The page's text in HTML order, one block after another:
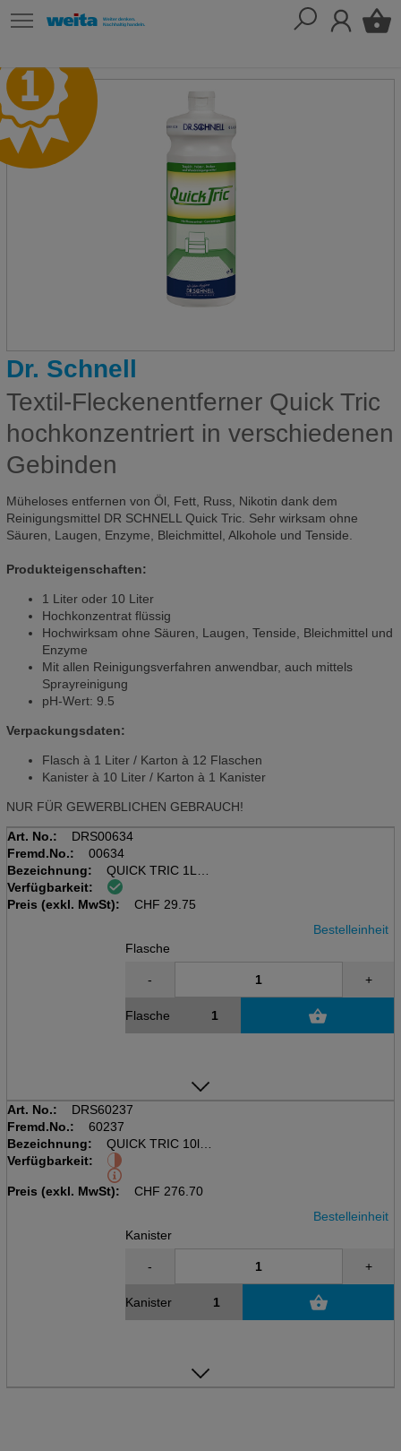
Dr. Schnell
Textil-Fleckenentferner Quick Tric
hochkonzentriert in verschiedenen
Gebinden
Müheloses entfernen von Öl, Fett, Russ, Nikotin dank dem
Reinigungsmittel DR SCHNELL Quick Tric. Sehr wirksam ohne
Säuren, Laugen, Enzyme, Bleichmittel, Alkohole und Tenside.
Produkteigenschaften:
1 Liter oder 10 Liter
Hochkonzentrat flüssig
Hochwirksam ohne Säuren, Laugen, Tenside, Bleichmittel und
Enzyme
Mit allen Reinigungsverfahren anwendbar, auch mittels
Sprayreinigung
pH-Wert: 9.5
Verpackungsdaten:
Flasch à 1 Liter / Karton à 12 Flaschen
Kanister à 10 Liter / Karton à 1 Kanister
NUR FÜR GEWERBLICHEN GEBRAUCH!
Art. No.:
DRS00634
Fremd.No.:
00634
Bezeichnung:
QUICK TRIC 1L
Flasche à 1L
Teppich-/Polsterreiniger
Verfügbarkeit:
Preis (exkl. MwSt):
CHF 29.75
Bestelleinheit
Flasche
- +
Flasche
Art. No.:
DRS60237
Fremd.No.:
60237
Bezeichnung:
QUICK TRIC 10l
Kanister à 10L
Teppich-/Polsterreiniger
Verfügbarkeit:
Preis (exkl. MwSt): CHF 276.70
Bestelleinheit
Kanister
- +
Kanister